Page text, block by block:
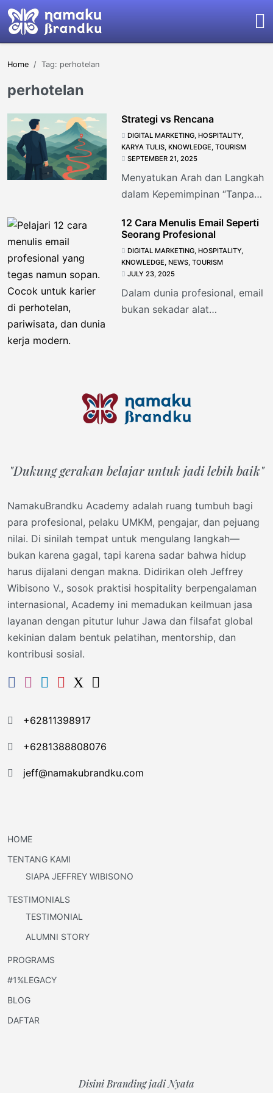
Home Tag: perhotelan
perhotelan
Strategi vs Rencana
DIGITAL MARKETING, HOSPITALITY,
KARYA TULIS, KNOWLEDGE, TOURISM
SEPTEMBER 21, 2025
Menyatukan Arah dan Langkah
dalam Kepemimpinan “Tanpa
sekadar aktivitas. Tanpa
rencana yang konkret, strategi
hanya
12 Cara Menulis Email Seperti
Seorang Profesional
DIGITAL MARKETING, HOSPITALITY,
KNOWLEDGE, NEWS, TOURISM
JULY 23, 2025
Dalam dunia profesional, email
bukan sekadar alat
Anda menulis email
"Dukung gerakan belajar untuk jadi lebih baik"
NamakuBrandku Academy adalah ruang tumbuh bagi
para profesional, pelaku UMKM, pengajar, dan pejuang
nilai. Di sinilah tempat untuk mengulang langkah—
bukan karena gagal, tapi karena sadar bahwa hidup
harus dijalani dengan makna. Didirikan oleh Jeffrey
Wibisono V., sosok praktisi hospitality berpengalaman
internasional, Academy ini memadukan keilmuan jasa
layanan dengan pitutur luhur Jawa dan filsafat global
kekinian dalam bentuk pelatihan, mentorship, dan
kontribusi sosial.
+62811398917
+6281388808076
jeff@namakubrandku.com
HOME
TENTANG KAMI
SIAPA JEFFREY WIBISONO
TESTIMONIALS
TESTIMONIAL
ALUMNI STORY
PROGRAMS
#1%LEGACY
BLOG
DAFTAR
Disini Branding jadi Nyata